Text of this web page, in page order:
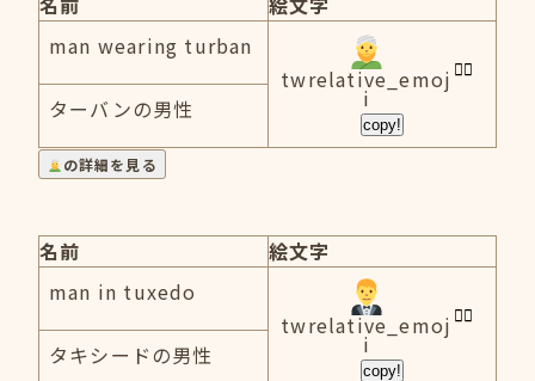
man wearing turban
twrelative_emoj
i
copy!
ターバンの男性
の詳細を見る
名前
絵文字
man in tuxedo
twrelative_emoj
i
copy!
タキシードの男性